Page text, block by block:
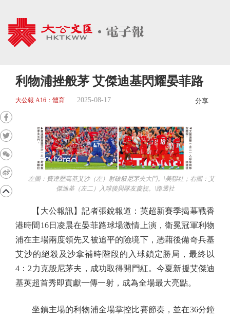
利物浦挫般茅 艾傑迪基閃耀晏菲路
大公報 A16：體育 2025-08-17 分享
左圖：費達歷高基艾沙（左）射破般尼茅夫大門。\美聯社；右圖：艾
傑迪基（左二）入球後與隊友慶祝。\路透社
【大公報訊】記者張銳報道：英超新賽季揭幕戰香
港時間16日凌晨在晏菲路球場激情上演，衛冕冠軍利物
浦在主場兩度領先又被追平的險境下，憑藉後備奇兵基
艾沙的絕殺及沙拿補時階段的入球鎖定勝局，最終以
4：2力克般尼茅夫，成功取得開門紅。今夏新援艾傑迪
基英超首秀即貢獻一傳一射，成為全場最大亮點。
坐鎮主場的利物浦全場掌控比賽節奏，並在36分鐘